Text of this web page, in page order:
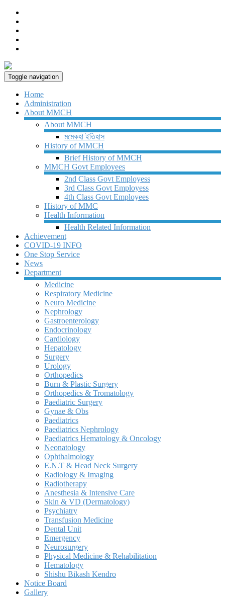
Toggle navigation
Home
Administration
About MMCH
About MMCH
মমেকহা ইতিহাস
History of MMCH
Brief History of MMCH
MMCH Govt Employees
2nd Class Govt Employess
3rd Class Govt Employess
4th Class Govt Employees
History of MMC
Health Information
Health Related Information
Achievement
COVID-19 INFO
One Stop Service
News
Department
Medicine
Respiratory Medicine
Neuro Medicine
Nephrology
Gastroenterology
Endocrinology
Cardiology
Hepatology
Surgery
Urology
Orthopedics
Burn & Plastic Surgery
Orthopedics & Tromatology
Paediatric Surgery
Gynae & Obs
Paediatrics
Paediatrics Nephrology
Paediatrics Hematology & Oncology
Neonatology
Ophthalmology
E.N.T & Head Neck Surgery
Radiology & Imaging
Radiotherapy
Anesthesia & Intensive Care
Skin & VD (Dermatology)
Psychiatry
Transfusion Medicine
Dental Unit
Emergency
Neurosurgery
Physical Medicine & Rehabilitation
Hematology
Shishu Bikash Kendro
Notice Board
Gallery